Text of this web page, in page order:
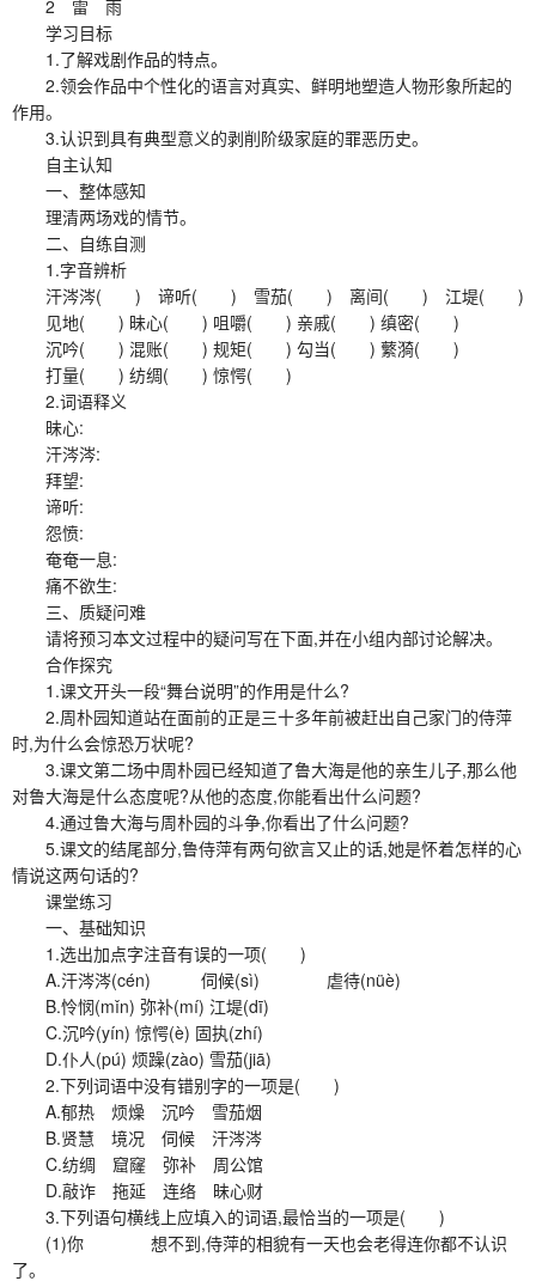
2 雷 雨
学习目标
1.了解戏剧作品的特点。
2.领会作品中个性化的语言对真实、鲜明地塑造人物形象所起的
作用。
3.认识到具有典型意义的剥削阶级家庭的罪恶历史。
自主认知
一、整体感知
理清两场戏的情节。
二、自练自测
1.字音辨析
汗涔涔( ) 谛听( ) 雪茄( ) 离间( ) 江堤( )
见地( ) 昧心( ) 咀嚼( ) 亲戚( ) 缜密( )
沉吟( ) 混账( ) 规矩( ) 勾当( ) 蘩漪( )
打量( ) 纺绸( ) 惊愕( )
2.词语释义
昧心:
汗涔涔:
拜望:
谛听:
怨愤:
奄奄一息:
痛不欲生:
三、质疑问难
请将预习本文过程中的疑问写在下面,并在小组内部讨论解决。
合作探究
1.课文开头一段“舞台说明”的作用是什么?
2.周朴园知道站在面前的正是三十多年前被赶出自己家门的侍萍
时,为什么会惊恐万状呢?
3.课文第二场中周朴园已经知道了鲁大海是他的亲生儿子,那么他
对鲁大海是什么态度呢?从他的态度,你能看出什么问题?
4.通过鲁大海与周朴园的斗争,你看出了什么问题?
5.课文的结尾部分,鲁侍萍有两句欲言又止的话,她是怀着怎样的心
情说这两句话的?
课堂练习
一、基础知识
1.选出加点字注音有误的一项( )
A.汗涔涔(cén) 伺候(sì) 虐待(nüè)
B.怜悯(mǐn) 弥补(mí) 江堤(dī)
C.沉吟(yín) 惊愕(è) 固执(zhí)
D.仆人(pú) 烦躁(zào) 雪茄(jiā)
2.下列词语中没有错别字的一项是( )
A.郁热 烦燥 沉吟 雪茄烟
B.贤慧 境况 伺候 汗涔涔
C.纺绸 窟窿 弥补 周公馆
D.敲诈 拖延 连络 昧心财
3.下列语句横线上应填入的词语,最恰当的一项是( )
(1)你 想不到,侍萍的相貌有一天也会老得连你都不认识
了。